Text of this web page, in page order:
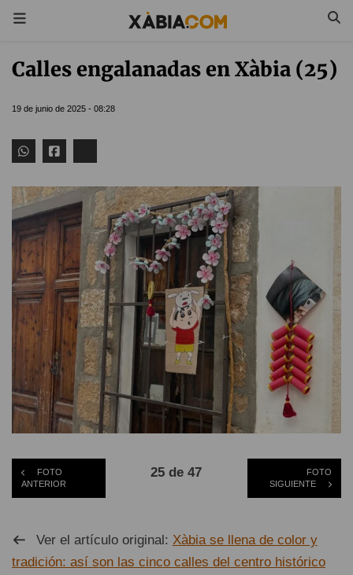
Calles engalanadas en Xàbia (25)
19 de junio de 2025 - 08:28
FOTO
ANTERIOR
25 de 47
FOTO
SIGUIENTE
Ver el artículo original: Xàbia se llena de color y
tradición: así son las cinco calles del centro histórico